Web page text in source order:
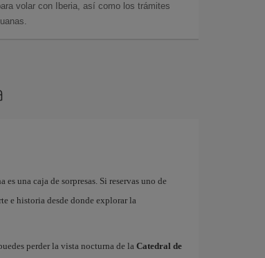
volar con Iberia, así como los trámites
una caja de sorpresas. Si reservas uno de
e historia desde donde explorar la
perder la vista nocturna de la Catedral de